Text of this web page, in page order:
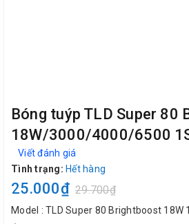
Bóng tuýp TLD Super 80
18W/3000/4000/6500
Viết đánh giá
Tình trạng: Hết hàng
25.000₫ 29.700₫
Model : TLD Super 80 Brightboost 18W